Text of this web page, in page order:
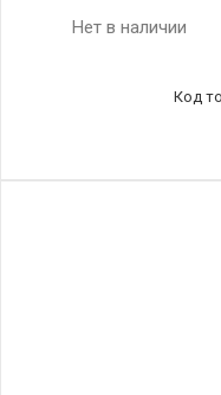
Нет в наличии